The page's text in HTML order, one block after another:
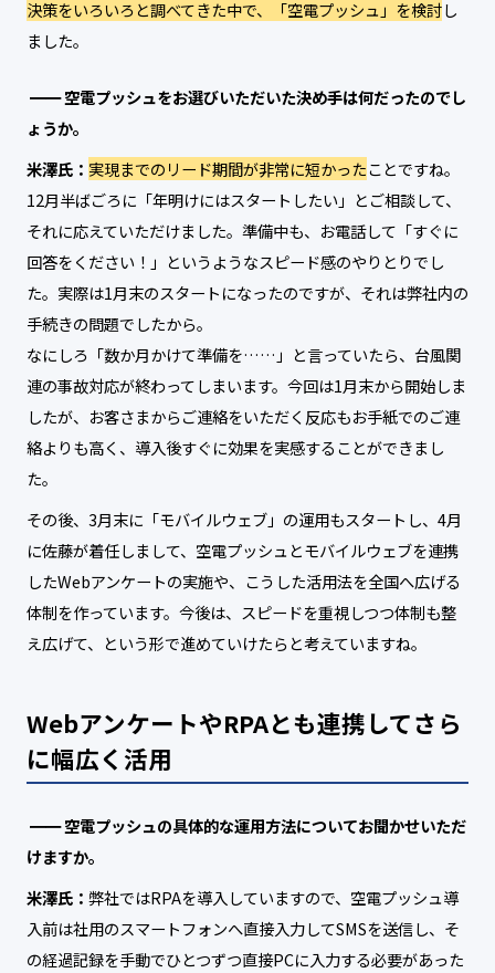
決策をいろいろと調べてきた中で、「空電プッシュ」を検討し
ました。
空電プッシュをお選びいただいた決め手は何だったのでし
ょうか。
米澤氏： 実現までのリード期間が非常に短かったことですね。
12月半ばごろに「年明けにはスタートしたい」とご相談して、
それに応えていただけました。準備中も、お電話して「すぐに
回答をください！」というようなスピード感のやりとりでし
た。実際は1月末のスタートになったのですが、それは弊社内の
手続きの問題でしたから。
なにしろ「数か月かけて準備を……」と言っていたら、台風関
連の事故対応が終わってしまいます。今回は1月末から開始しま
したが、お客さまからご連絡をいただく反応もお手紙でのご連
絡よりも高く、導入後すぐに効果を実感することができまし
た。
その後、3月末に「モバイルウェブ」の運用もスタートし、4月
に佐藤が着任しまして、空電プッシュとモバイルウェブを連携
したWebアンケートの実施や、こうした活用法を全国へ広げる
体制を作っています。今後は、スピードを重視しつつ体制も整
え広げて、という形で進めていけたらと考えていますね。
WebアンケートやRPAとも連携してさら
に幅広く活用
空電プッシュの具体的な運用方法についてお聞かせいただ
けますか。
米澤氏： 弊社ではRPAを導入していますので、空電プッシュ導
入前は社用のスマートフォンへ直接入力してSMSを送信し、そ
の経過記録を手動でひとつずつ直接PCに入力する必要があった